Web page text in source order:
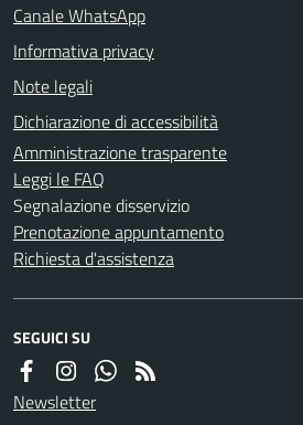
Canale WhatsApp
Informativa privacy
Note legali
Dichiarazione di accessibilità
Amministrazione trasparente
Leggi le FAQ
Segnalazione disservizio
Prenotazione appuntamento
Richiesta d'assistenza
SEGUICI SU
Newsletter